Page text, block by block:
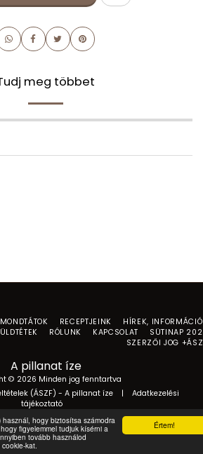
Értem!
hogy biztosítsa számodra
figyelemmel tudjuk kísérni a
tovább használod
kat.
meg többet
A pillanat íze
© 2026 Minden jog fenntartva
(ÁSZF) - A pillanat íze| Adatkezelési
tájékoztató
RECEPTJEINK
HÍREK,
RÓLUNK KAPCSOLAT
SÜTINAP
SZERZŐI JOG